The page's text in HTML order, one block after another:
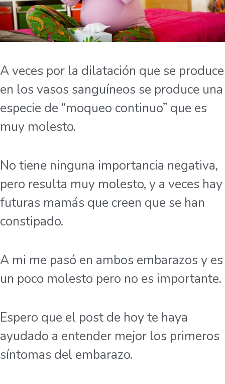
A veces por la dilatación que se produce
en los vasos sanguíneos se produce una
especie de “moqueo continuo” que es
muy molesto.
No tiene ninguna importancia negativa,
pero resulta muy molesto, y a veces hay
futuras mamás que creen que se han
constipado.
A mi me pasó en ambos embarazos y es
un poco molesto pero no es importante.
Espero que el post de hoy te haya
ayudado a entender mejor los primeros
síntomas del embarazo.